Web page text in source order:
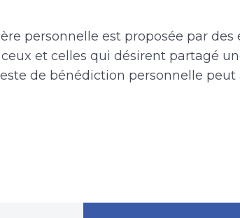
personnelle est proposée par des
et celles qui désirent partagé
de bénédiction personnelle peut